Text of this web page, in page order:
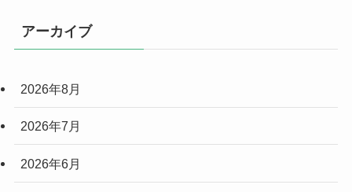
アーカイブ
2026年8月
2026年7月
2026年6月